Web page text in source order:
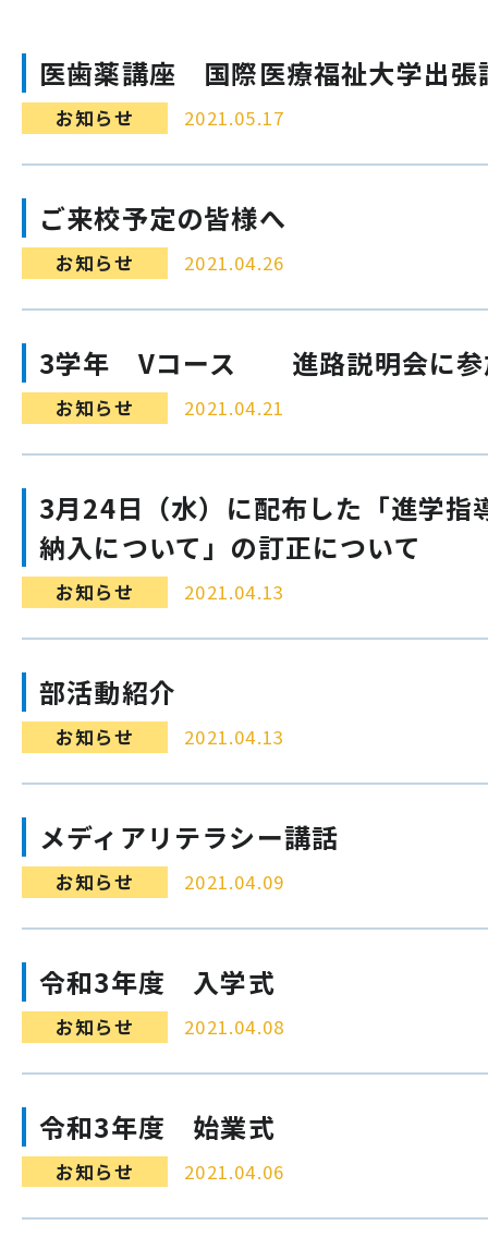
医歯薬講座 国際医療福祉大学出張
お知らせ 2021.05.17
ご来校予定の皆様へ
お知らせ 2021.04.26
3学年 Vコース 進路説明会に参
お知らせ 2021.04.21
3月24日（水）に配布した「進学指
納入について」の訂正について
お知らせ 2021.04.13
部活動紹介
お知らせ 2021.04.13
メディアリテラシー講話
お知らせ 2021.04.09
令和3年度 入学式
お知らせ 2021.04.08
令和3年度 始業式
お知らせ 2021.04.06